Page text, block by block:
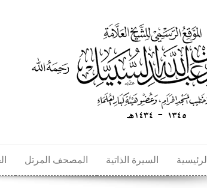
الرئيسية السيرة الذاتية المصحف المرتل